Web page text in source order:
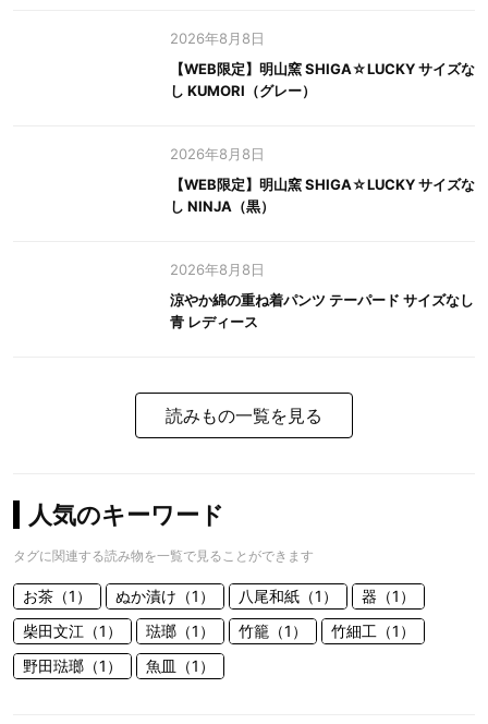
2026年8月8日
【WEB限定】明山窯 SHIGA☆LUCKY サイズな
し KUMORI（グレー）
2026年8月8日
【WEB限定】明山窯 SHIGA☆LUCKY サイズな
し NINJA（黒）
2026年8月8日
涼やか綿の重ね着パンツ テーパード サイズなし
青 レディース
読みもの一覧を見る
人気のキーワード
タグに関連する読み物を一覧で見ることができます
お茶（1） ぬか漬け（1） 八尾和紙（1）
器（1）
柴田文江（1）
琺瑯（1） 竹籠（1）
竹細工（1）
野田琺瑯（1）
魚皿（1）